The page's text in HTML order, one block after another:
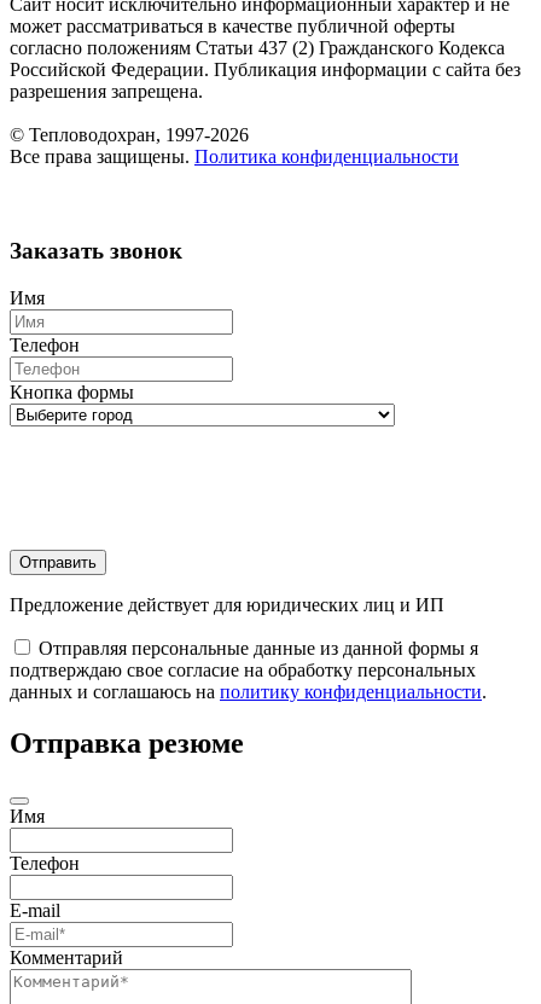
Сайт носит исключительно информационный характер и не
может рассматриваться в качестве публичной оферты
согласно положениям Статьи 437 (2) Гражданского Кодекса
Российской Федерации. Публикация информации с сайта без
разрешения запрещена.
© Тепловодохран, 1997-2026
Все права защищены. Политика конфиденциальности
Заказать звонок
Имя
Телефон
Кнопка формы
Отправить
Предложение действует для юридических лиц и ИП
Отправляя персональные данные из данной формы я
подтверждаю свое согласие на обработку персональных
данных и соглашаюсь на политику конфиденциальности.
Отправка резюме
Имя
Телефон
E-mail
Комментарий